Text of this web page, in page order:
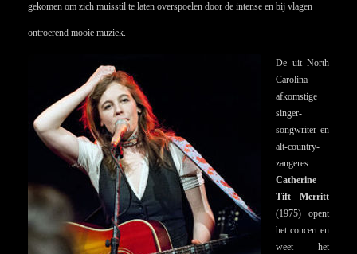
gekomen om zich muisstil te laten overspoelen door de intense en bij vlagen
ontroerend mooie muziek.
De uit North
Carolina
afkomstige
singer-
songwriter en
alt-country-
zangeres
Catherine
Tift Merritt
(1975) opent
het concert en
weet het